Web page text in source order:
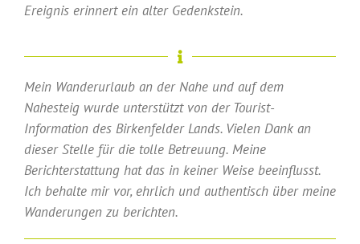
Ereignis erinnert ein alter Gedenkstein.
Mein Wanderurlaub an der Nahe und auf dem
Nahesteig wurde unterstützt von der Tourist-
Information des Birkenfelder Lands. Vielen Dank an
dieser Stelle für die tolle Betreuung. Meine
Berichterstattung hat das in keiner Weise beeinflusst.
Ich behalte mir vor, ehrlich und authentisch über meine
Wanderungen zu berichten.